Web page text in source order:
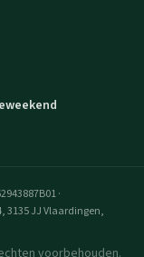
·
3135 JJ Vlaardingen,
voorbehouden.